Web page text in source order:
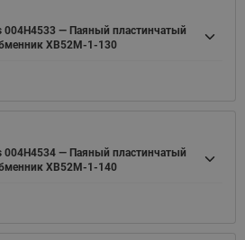
004H4533 — Паяный пластинчатый
XB52M-1-130
004H4534 — Паяный пластинчатый
XB52M-1-140